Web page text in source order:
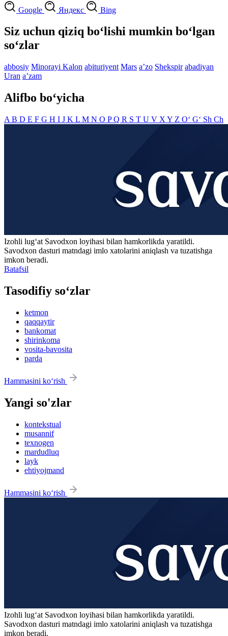
Google Яндекс Bing
Siz uchun qiziq bo‘lishi mumkin bo‘lgan
so‘zlar
abbosiy Minorayi Kalon abituriyent Mars aʼzo Shekspir abadiyan
Uran aʼzam
Alifbo bo‘yicha
A B D E F G H I J K L M N O PQ R S T U V X Y Z O‘ G‘ Sh Ch
Izohli lugʻat Savodxon loyihasi bilan hamkorlikda yaratildi.
Savodxon dasturi matndagi imlo xatolarini aniqlash va tuzatishga
imkon beradi.
Batafsil
Tasodifiy so‘zlar
ketmon
qaqqaytir
bankomat
shirinkoma
vosita-bavosita
parda
Hammasini ko‘rish
Yangi so'zlar
kontekstual
musannif
texnogen
mardudluq
layk
ehtiyojmand
Hammasini ko‘rish
Izohli lugʻat Savodxon loyihasi bilan hamkorlikda yaratildi.
Savodxon dasturi matndagi imlo xatolarini aniqlash va tuzatishga
imkon beradi.